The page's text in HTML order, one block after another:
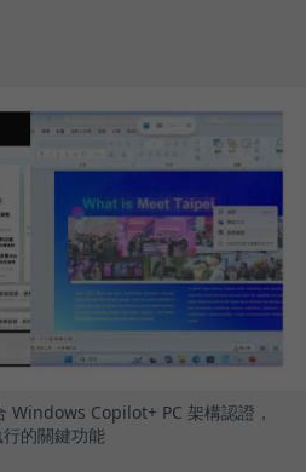
Copilot+ PC 架構認證，
的關鍵功能